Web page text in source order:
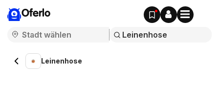
Oferlo
Leinenhose